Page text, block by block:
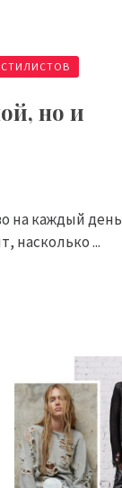
но и
на каждый день
насколько ...